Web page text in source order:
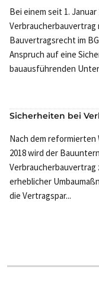
Bei einem seit 1.
Verbraucherbauvertrag
Bauvertragsrecht im
Anspruch auf eine
bauausführenden
Sicherheiten bei
Nach dem reformierten
2018 wird der
Verbraucherbauvertrag
erheblicher
die Vertragspar...